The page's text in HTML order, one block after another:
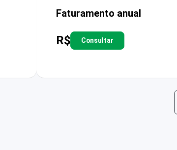
Faturamento anual
R$ Consultar